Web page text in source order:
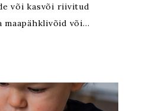
või kasvõi riivitud
maapähklivõid või…